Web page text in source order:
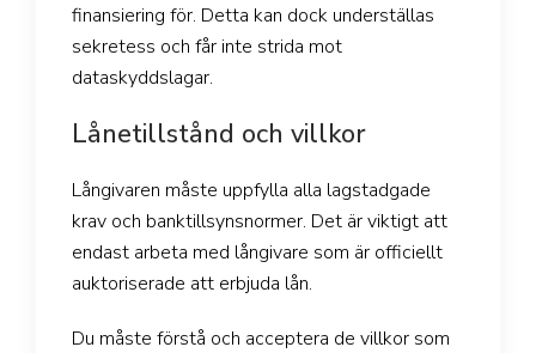
finansiering för. Detta kan dock underställas
sekretess och får inte strida mot
dataskyddslagar.
Lånetillstånd och villkor
Långivaren måste uppfylla alla lagstadgade
krav och banktillsynsnormer. Det är viktigt att
endast arbeta med långivare som är officiellt
auktoriserade att erbjuda lån.
Du måste förstå och acceptera de villkor som